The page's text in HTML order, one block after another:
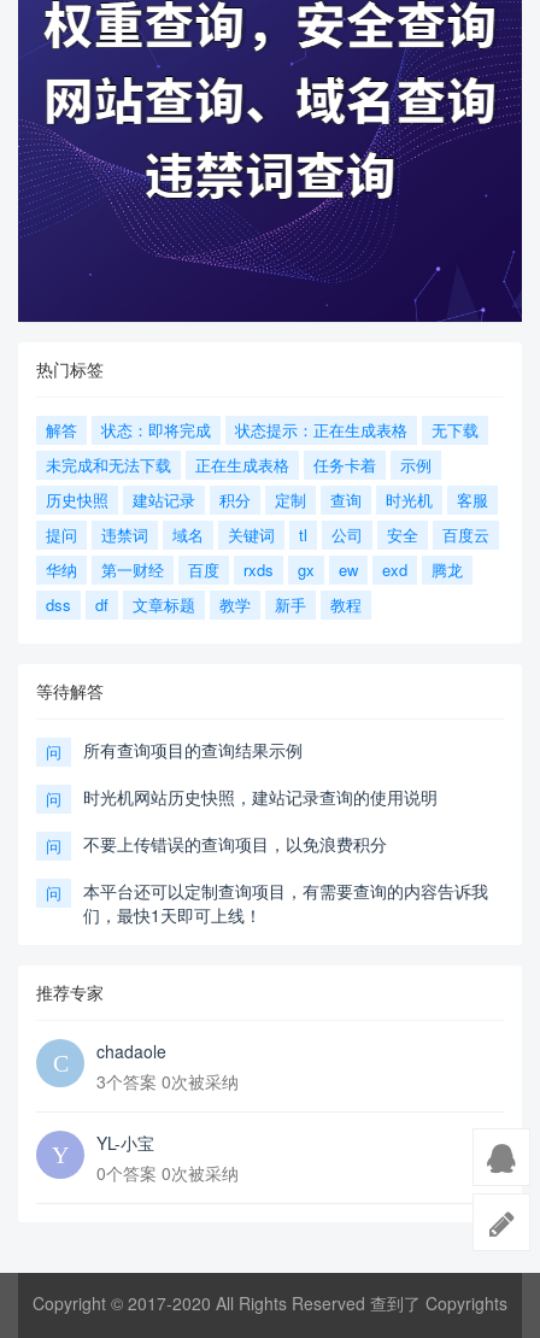
热门标签
解答 状态：即将完成 状态提示：正在生成表格
无下载
未完成和无法下载
正在生成表格 任务卡着
示例
历史快照
建站记录 积分 定制 查询 时光机
客服
提问
违禁词 域名 关键词 tl 公司 安全
百度云
华纳
第一财经 百度 rxds gx ew exd
腾龙
dss
df 文章标题 教学 新手 教程
等待解答
问 所有查询项目的查询结果示例
问 时光机网站历史快照，建站记录查询的使用说明
问 不要上传错误的查询项目，以免浪费积分
问
本平台还可以定制查询项目，有需要查询的内容告诉我
们，最快1天即可上线！
推荐专家
chadaole
3个答案 0次被采纳
YL-小宝
0个答案 0次被采纳
Copyright © 2017-2020 All Rights Reserved 查到了 Copyrights